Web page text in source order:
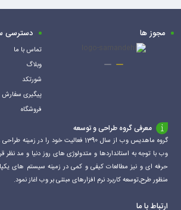
به
مجوز ها دسترسی
تماس با ما
وبلاگ
شورتکد
پیگیری سفارش
فروشگاه
معرفی گروه طراحی و توسعه
گروه ماهدیس وب از سال 1390 فعالیت خود را
وب با توجه به استانداردها و متدولوژی های روز دنیا و مد نظر
حرفه ای و نیز مطالعات کیفی و کمی در زمینه سیستم های
منظور طرح,توسعه کاربرد نرم افزارهای مبتنی بر وب اغاز نمود.
ارتباط با ما